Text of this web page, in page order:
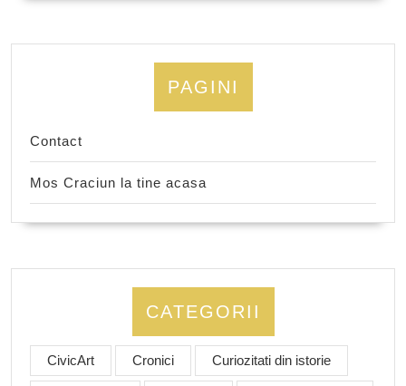
PAGINI
Contact
Mos Craciun la tine acasa
CATEGORII
CivicArt Cronici Curiozitati din istorie